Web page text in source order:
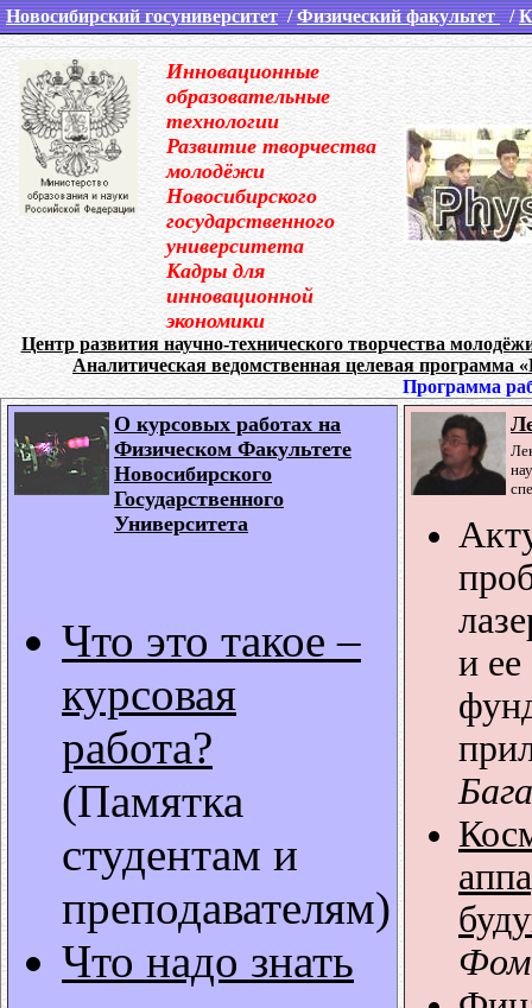
Новосибирский госуниверситет / Физический факультет /
Инновационные
образовательные
технологии
Развитие творчества
молодёжи
Новосибирского
государственного
университета
Кадры для
инновационной
экономики
Центр развития научно-технического творчества
Аналитическая ведомственная целевая программа
Программа
О курсовых работах на
Физическом Факультете
Новосибирского
Государственного
Университета
Что это такое –
курсовая
работа?
(Памятка
студентам и
преподавателям)
Что надо знать
и ее